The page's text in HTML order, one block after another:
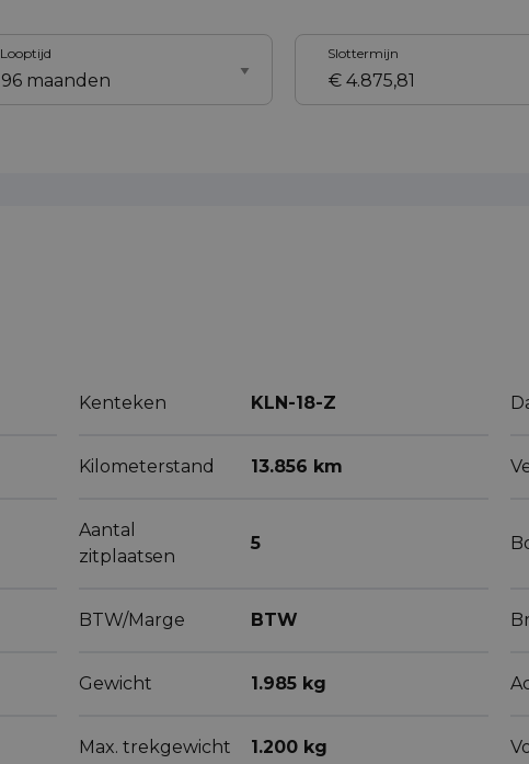
Looptijd Slottermijn
Kenteken KLN-18-Z
Kilometerstand 13.856 km
Aantal
zitplaatsen
5
BTW/Marge BTW
Gewicht 1.985 kg
Max. trekgewicht 1.200 kg